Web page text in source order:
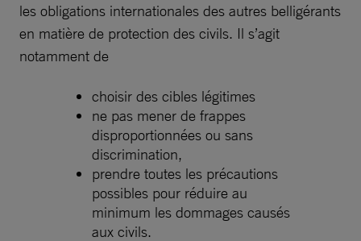
les obligations internationales des autres belligérants
en matière de protection des civils. Il s’agit
notamment de
choisir des cibles légitimes
ne pas mener de frappes
disproportionnées ou sans
discrimination,
prendre toutes les précautions
possibles pour réduire au
minimum les dommages causés
aux civils.